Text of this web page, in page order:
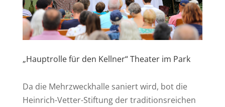
„Hauptrolle für den Kellner“ Theater im Park
Da die Mehrzweckhalle saniert wird, bot die
Heinrich-Vetter-Stiftung der traditionsreichen